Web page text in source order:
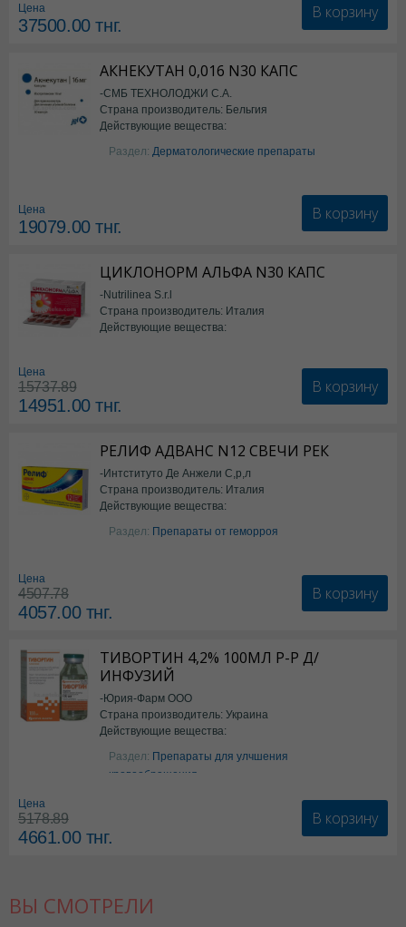
Цена
37500.00тнг.
В корзину
АКНЕКУТАН 0,016 N30 КАПС
-СМБ ТЕХНОЛОДЖИ С.А.
Страна производитель: Бельгия
Действующие вещества:
Изотретиноин
Раздел: Дерматологические препараты
Цена
19079.00тнг.
В корзину
ЦИКЛОНОРМ АЛЬФА N30 КАПС
-Nutrilinea S.r.l
Страна производитель: Италия
Действующие вещества:
Цена
15737.89
14951.00тнг.
В корзину
РЕЛИФ АДВАНС N12 СВЕЧИ РЕК
-Интституто Де Анжели С,р,л
Страна производитель: Италия
Действующие вещества:
Бензокаин
Раздел: Препараты от геморроя
Цена
4507.78
4057.00тнг.
В корзину
ТИВОРТИН 4,2% 100МЛ Р-Р Д/
ИНФУЗИЙ
-Юрия-Фарм ООО
Страна производитель: Украина
Действующие вещества:
Аргинин
Раздел: Препараты для улчшения
кровообращения
Цена
5178.89
4661.00тнг.
В корзину
ВЫ СМОТРЕЛИ